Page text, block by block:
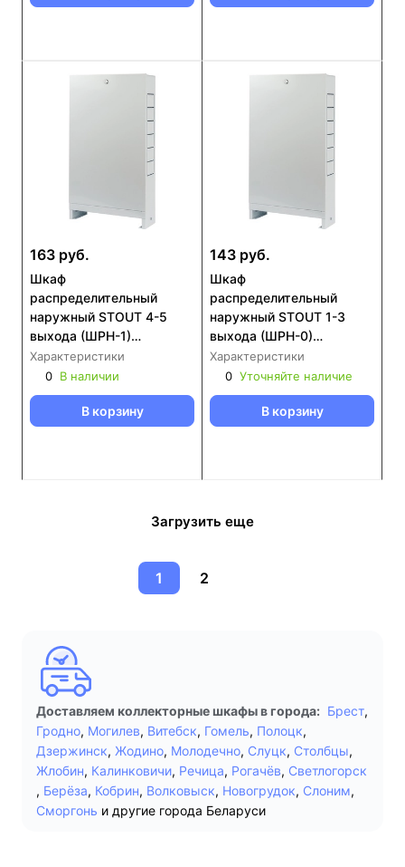
163 руб.
Шкаф
распределительный
наружный STOUT 4-5
выхода (ШРН-1)
651х120х454 (SCC-0001-
000045)
Характеристики
0 В наличии
В корзину
143 руб.
Шкаф
распределительный
наружный STOUT 1-3
выхода (ШРН-0)
651х120х365 (SCC-0001-
000013)
Характеристики
0 Уточняйте наличие
В корзину
Загрузить еще
1 2
Доставляем коллекторные шкафы в города: Брест,
Гродно, Могилев, Витебск, Гомель, Полоцк,
Дзержинск, Жодино, Молодечно, Слуцк, Столбцы,
Жлобин, Калинковичи, Речица, Рогачёв, Светлогорск
, Берёза, Кобрин, Волковыск, Новогрудок, Слоним,
Сморгонь и другие города Беларуси